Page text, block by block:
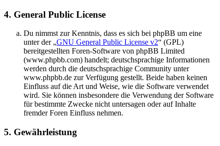
4. General Public License
Du nimmst zur Kenntnis, dass es sich bei phpBB um eine
unter der „GNU General Public License v2“ (GPL)
bereitgestellten Foren-Software von phpBB Limited
(www.phpbb.com) handelt; deutschsprachige Informationen
werden durch die deutschsprachige Community unter
www.phpbb.de zur Verfügung gestellt. Beide haben keinen
Einfluss auf die Art und Weise, wie die Software verwendet
wird. Sie können insbesondere die Verwendung der Software
für bestimmte Zwecke nicht untersagen oder auf Inhalte
fremder Foren Einfluss nehmen.
5. Gewährleistung